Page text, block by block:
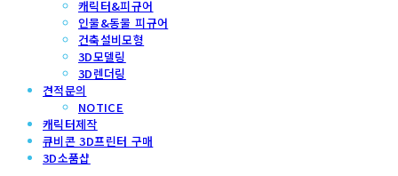
캐릭터&피규어
인물&동물 피규어
건축설비모형
3D모델링
3D렌더링
견적문의
NOTICE
캐릭터제작
큐비콘 3D프린터 구매
3D소품샵